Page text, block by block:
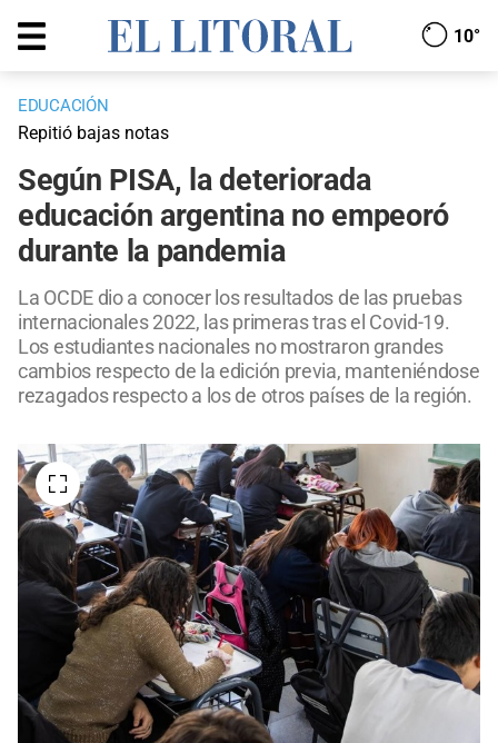
10°
EDUCACIÓN
Repitió bajas notas
Según PISA, la deteriorada
educación argentina no empeoró
durante la pandemia
La OCDE dio a conocer los resultados de las pruebas
internacionales 2022, las primeras tras el Covid-19.
Los estudiantes nacionales no mostraron grandes
cambios respecto de la edición previa, manteniéndose
rezagados respecto a los de otros países de la región.